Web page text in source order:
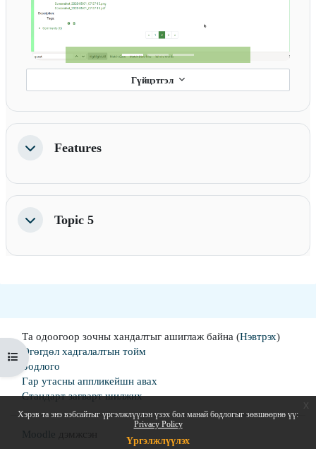
Хэрэв та энэ вэбсайтыг үргэлжлүүлэн үзэх бол манай бодлогыг зөвшөөрнө үү:
Privacy Policy
Үргэлжлүүлэх
Хичээлийн индексийг нээх
Гүйцэтгэл
Хураангуйлах
Features
Хураангуйлах
Topic 5
Та одоогоор зочны хандалтыг ашиглаж байна (Нэвтрэх)
Өгөгдөл хадгалалтын тойм
Бодлого
Гар утасны аппликейшн авах
Стандарт загварт шилжих
Moodle